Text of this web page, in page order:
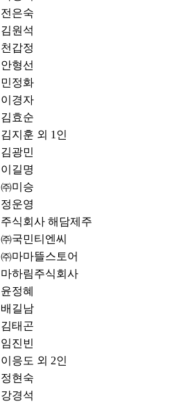
전은숙
김원석
천갑정
안형선
민정화
이경자
김효순
김지훈 외 1인
김광민
이길명
㈜미승
정운영
주식회사 해담제주
㈜국민티엔씨
㈜마마뜰스토어
마하림주식회사
윤정혜
배길남
김태곤
임진빈
이응도 외 2인
정현숙
강경석